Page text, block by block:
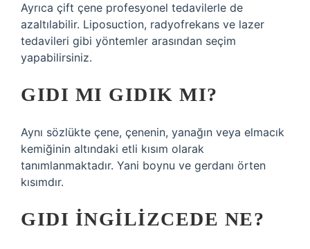
Ayrıca çift çene profesyonel tedavilerle de
azaltılabilir. Liposuction, radyofrekans ve lazer
tedavileri gibi yöntemler arasından seçim
yapabilirsiniz.
GIDI MI GIDIK MI?
Aynı sözlükte çene, çenenin, yanağın veya elmacık
kemiğinin altındaki etli kısım olarak
tanımlanmaktadır. Yani boynu ve gerdanı örten
kısımdır.
GIDI INGILIZCEDE NE?